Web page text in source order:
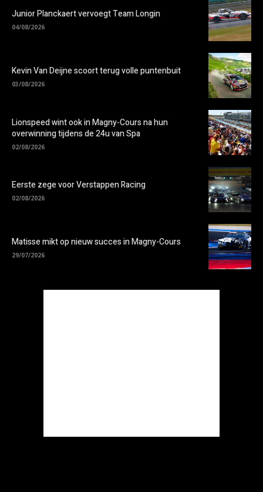
Junior Planckaert vervoegt Team Longin
04/08/2026
Kevin Van Deijne scoort terug volle puntenbuit
03/08/2026
Lionspeed wint ook in Magny-Cours na hun
overwinning tijdens de 24u van Spa
02/08/2026
Eerste zege voor Verstappen Racing
02/08/2026
Matisse mikt op nieuw succes in Magny-Cours
29/07/2026